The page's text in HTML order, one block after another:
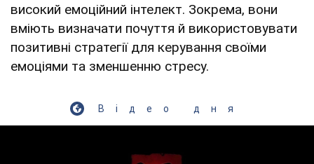
високий емоційний інтелект. Зокрема, вони
вміють визначати почуття й використовувати
позитивні стратегії для керування своїми
емоціями та зменшенню стресу.
Відео дня